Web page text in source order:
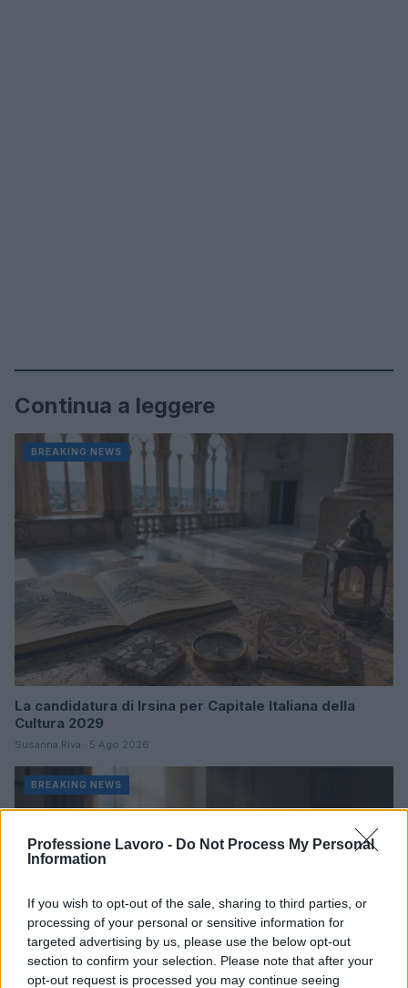
Professione Lavoro - Do Not Process My Personal
Information
If you wish to opt-out of the sale, sharing to third parties, or
processing of your personal or sensitive information for
targeted advertising by us, please use the below opt-out
section to confirm your selection. Please note that after your
opt-out request is processed you may continue seeing
Continua a leggere
BREAKING NEWS
La candidatura di Irsina per Capitale Italiana della
Cultura 2029
Susanna Riva · 5 Ago 2026
BREAKING NEWS